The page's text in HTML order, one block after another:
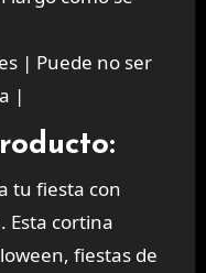
| Puede no ser
|
tu fiesta con
Esta cortina
fiestas de